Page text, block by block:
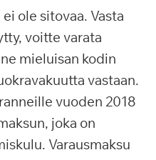
ole sitovaa. Vasta
voitte varata
mieluisan kodin
vastaan.
vuoden 2018
joka on
Varausmaksu